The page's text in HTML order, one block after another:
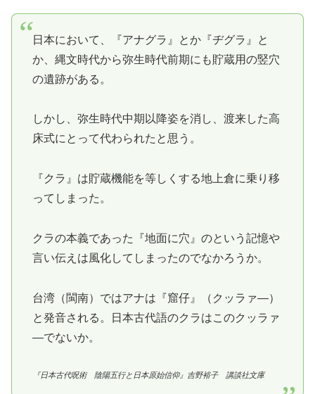
日本において、『アナグラ』とか『ヂグラ』と
か、縄文時代から弥生時代前期にも貯蔵用の竪穴
の遺跡がある。
しかし、弥生時代中期以降姿を消し、渡来した高
床式にとって代わられたと思う。
『クラ』は貯蔵機能を等しくする地上倉に乗り移
ってしまった。
クラの本義であった『地面に穴』のという記憶や
言い伝えは風化してしまったのでなかろうか。
台湾（閩南）ではアナは『窟仔』（クッラァ―）
と発音される。日本古代語のクラはこのクッラァ
―でないか。
『日本古代呪術 陰陽五行と日本原始信仰』吉野裕子 講談社文庫